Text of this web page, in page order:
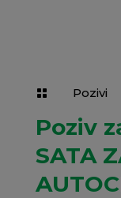
 Pozivi
Poziv
SATA